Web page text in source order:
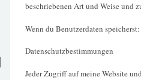
beschriebenen Art und Weise und
Wenn du Benutzerdaten speicherst:
Datenschutzbestimmungen
Jeder Zugriff auf meine Website